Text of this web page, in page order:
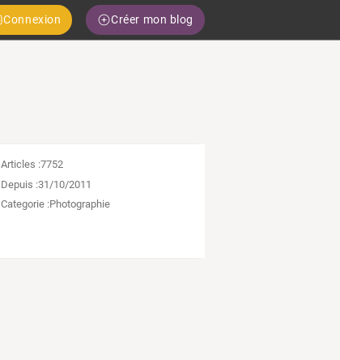
Connexion Créer mon blog
Articles :7752
Depuis :31/10/2011
Categorie :Photographie